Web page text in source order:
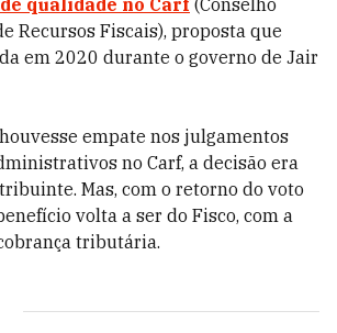
qualidade no Carf(Conselho
Recursos Fiscais), proposta que
em 2020 durante o governo de Jair
empate nos julgamentos
no Carf, a decisão era
Mas, com o retorno do voto
volta a ser do Fisco, com a
tributária.